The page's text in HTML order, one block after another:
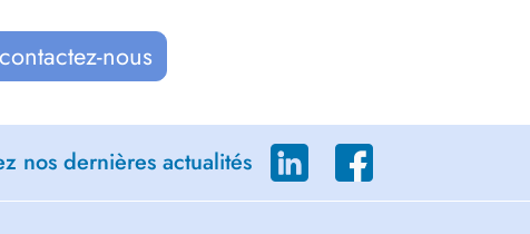
nous
nos dernières actualités